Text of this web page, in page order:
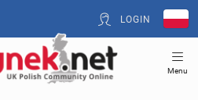
LOGIN
Menu